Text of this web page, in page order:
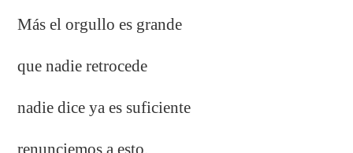
Más el orgullo es grande
que nadie retrocede
nadie dice ya es suficiente
renunciemos a esto.